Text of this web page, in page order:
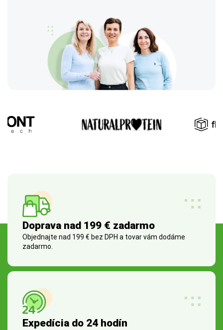
Doprava nad 199 € zadarmo
Objednajte nad 199 € bez DPH a tovar vám dodáme
zadarmo.
Expedícia do 24 hodín